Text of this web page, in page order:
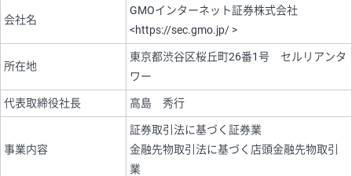
会社名
GMOインターネット証券株式会社
<https://sec.gmo.jp/ >
所在地
東京都渋谷区桜丘町26番1号 セルリアンタ
ワー
代表取締役社長 高島 秀行
事業内容
証券取引法に基づく証券業
金融先物取引法に基づく店頭金融先物取引
業